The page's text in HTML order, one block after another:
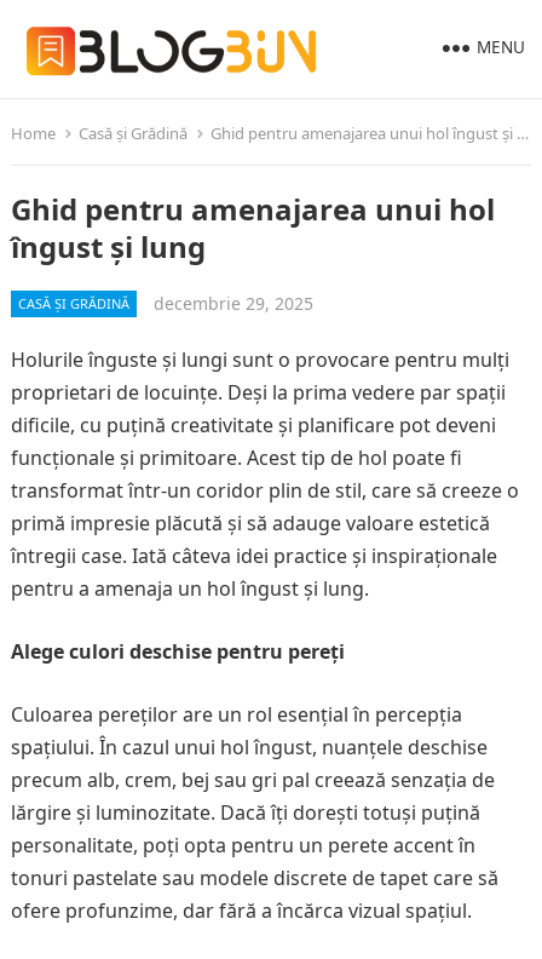
MENU
Home Casă și Grădină Ghid pentru amenajarea unui hol îngust și lung
Ghid pentru amenajarea unui hol
îngust și lung
CASĂ ȘI GRĂDINĂ decembrie 29, 2025
Holurile înguste și lungi sunt o provocare pentru mulți
proprietari de locuințe. Deși la prima vedere par spații
dificile, cu puțină creativitate și planificare pot deveni
funcționale și primitoare. Acest tip de hol poate fi
transformat într-un coridor plin de stil, care să creeze o
primă impresie plăcută și să adauge valoare estetică
întregii case. Iată câteva idei practice și inspiraționale
pentru a amenaja un hol îngust și lung.
Alege culori deschise pentru pereți
Culoarea pereților are un rol esențial în percepția
spațiului. În cazul unui hol îngust, nuanțele deschise
precum alb, crem, bej sau gri pal creează senzația de
lărgire și luminozitate. Dacă îți dorești totuși puțină
personalitate, poți opta pentru un perete accent în
tonuri pastelate sau modele discrete de tapet care să
ofere profunzime, dar fără a încărca vizual spațiul.